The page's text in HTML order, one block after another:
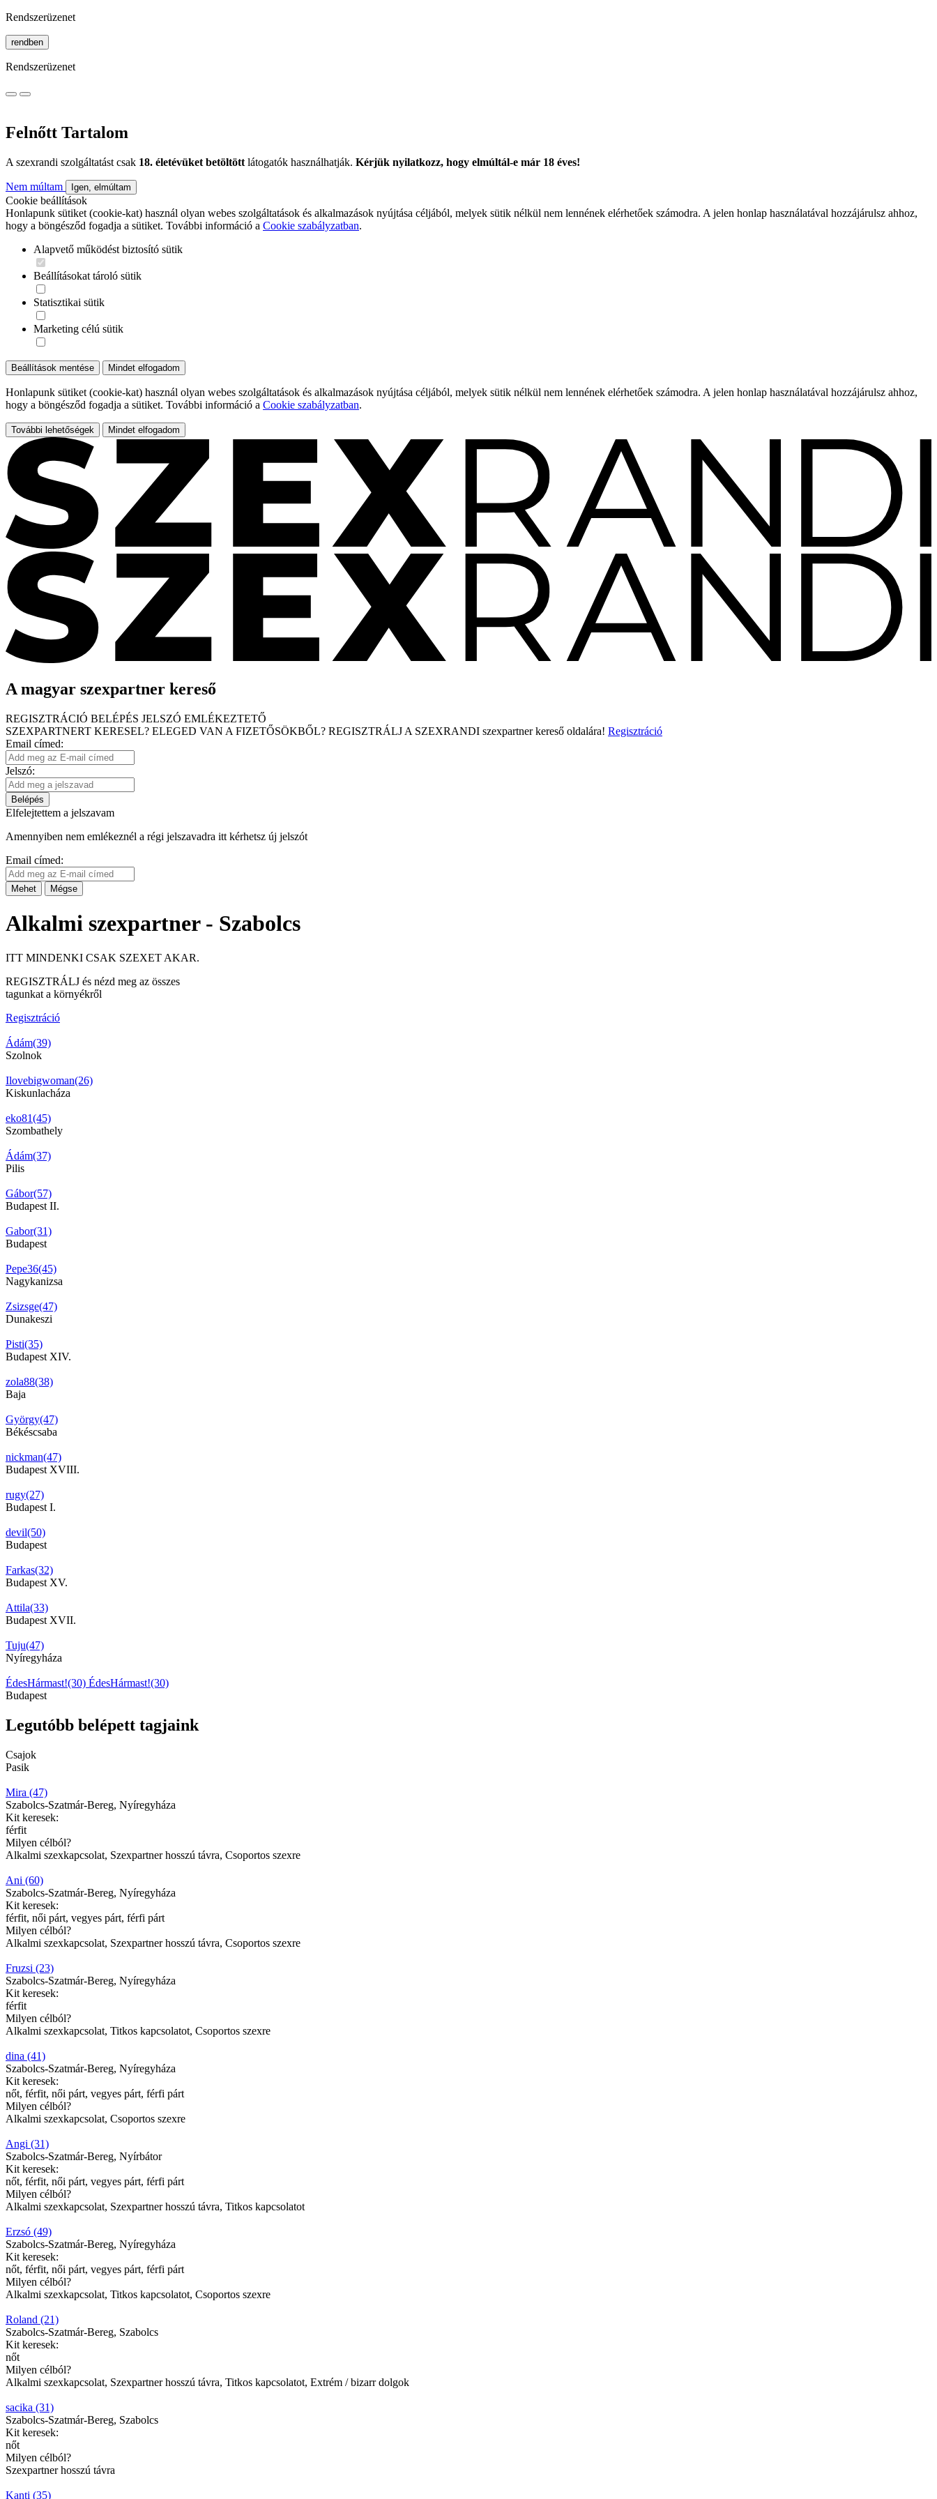
Rendszerüzenet
rendben
Rendszerüzenet
Felnőtt Tartalom
A szexrandi szolgáltatást csak 18. életévüket betöltött látogatók használhatják. Kérjük nyilatkozz, hogy elmúltál-e már 18 éves!
Nem múltam Igen, elmúltam
Cookie beállítások
Honlapunk sütiket (cookie-kat) használ olyan webes szolgáltatások és alkalmazások nyújtása céljából, melyek sütik nélkül nem lennének elérhetőek számodra. A jelen honlap használatával hozzájárulsz ahhoz,
hogy a böngésződ fogadja a sütiket. További információ a Cookie szabályzatban.
Alapvető működést biztosító sütik
Beállításokat tároló sütik
Statisztikai sütik
Marketing célú sütik
Beállítások mentése Mindet elfogadom
Honlapunk sütiket (cookie-kat) használ olyan webes szolgáltatások és alkalmazások nyújtása céljából, melyek sütik nélkül nem lennének elérhetőek számodra. A jelen honlap használatával hozzájárulsz ahhoz,
hogy a böngésződ fogadja a sütiket. További információ a Cookie szabályzatban.
További lehetőségek Mindet elfogadom
A magyar szexpartner kereső
REGISZTRÁCIÓ BELÉPÉS JELSZÓ EMLÉKEZTETŐ
SZEXPARTNERT KERESEL? ELEGED VAN A FIZETŐSÖKBŐL? REGISZTRÁLJ A SZEXRANDI szexpartner kereső oldalára! Regisztráció
Email címed:
Jelszó:
Belépés
Elfelejtettem a jelszavam
Amennyiben nem emlékeznél a régi jelszavadra itt kérhetsz új jelszót
Email címed:
Mehet Mégse
Alkalmi szexpartner - Szabolcs
ITT MINDENKI CSAK SZEXET AKAR.
REGISZTRÁLJ és nézd meg az összes
tagunkat a környékről
Regisztráció
Ádám(39)
Szolnok
Ilovebigwoman(26)
Kiskunlacháza
eko81(45)
Szombathely
Ádám(37)
Pilis
Gábor(57)
Budapest II.
Gabor(31)
Budapest
Pepe36(45)
Nagykanizsa
Zsizsge(47)
Dunakeszi
Pisti(35)
Budapest XIV.
zola88(38)
Baja
György(47)
Békéscsaba
nickman(47)
Budapest XVIII.
rugy(27)
Budapest I.
devil(50)
Budapest
Farkas(32)
Budapest XV.
Attila(33)
Budapest XVII.
Tuju(47)
Nyíregyháza
ÉdesHármast!(30) ÉdesHármast!(30)
Budapest
Legutóbb belépett tagjaink
Csajok
Pasik
Mira (47)
Szabolcs-Szatmár-Bereg, Nyíregyháza
Kit keresek:
férfit
Milyen célból?
Alkalmi szexkapcsolat, Szexpartner hosszú távra, Csoportos szexre
Ani (60)
Szabolcs-Szatmár-Bereg, Nyíregyháza
Kit keresek:
férfit, női párt, vegyes párt, férfi párt
Milyen célból?
Alkalmi szexkapcsolat, Szexpartner hosszú távra, Csoportos szexre
Fruzsi (23)
Szabolcs-Szatmár-Bereg, Nyíregyháza
Kit keresek:
férfit
Milyen célból?
Alkalmi szexkapcsolat, Titkos kapcsolatot, Csoportos szexre
dina (41)
Szabolcs-Szatmár-Bereg, Nyíregyháza
Kit keresek:
nőt, férfit, női párt, vegyes párt, férfi párt
Milyen célból?
Alkalmi szexkapcsolat, Csoportos szexre
Angi (31)
Szabolcs-Szatmár-Bereg, Nyírbátor
Kit keresek:
nőt, férfit, női párt, vegyes párt, férfi párt
Milyen célból?
Alkalmi szexkapcsolat, Szexpartner hosszú távra, Titkos kapcsolatot
Erzsó (49)
Szabolcs-Szatmár-Bereg, Nyíregyháza
Kit keresek:
nőt, férfit, női párt, vegyes párt, férfi párt
Milyen célból?
Alkalmi szexkapcsolat, Titkos kapcsolatot, Csoportos szexre
Roland (21)
Szabolcs-Szatmár-Bereg, Szabolcs
Kit keresek:
nőt
Milyen célból?
Alkalmi szexkapcsolat, Szexpartner hosszú távra, Titkos kapcsolatot, Extrém / bizarr dolgok
sacika (31)
Szabolcs-Szatmár-Bereg, Szabolcs
Kit keresek:
nőt
Milyen célból?
Szexpartner hosszú távra
Kanti (35)